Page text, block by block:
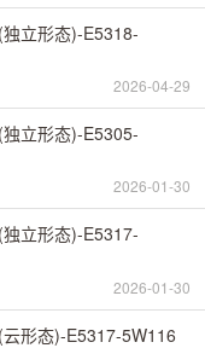
立形态)-E5318-
2026-04-29
立形态)-E5305-
2026-01-30
立形态)-E5317-
2026-01-30
形态)-E5317-5W116